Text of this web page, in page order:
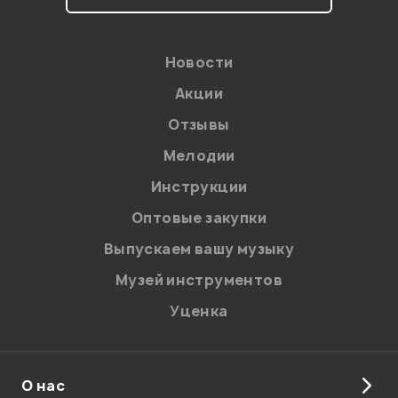
Мой отзыв о товаре
Впечатления о товаре:
Новости
Акции
Отзывы
Мелодии
Инструкции
Оптовые закупки
Выпускаем вашу музыку
Музей инструментов
Уценка
О нас